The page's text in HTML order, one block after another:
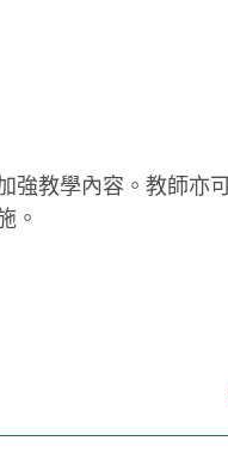
強教學內容。教師亦
。